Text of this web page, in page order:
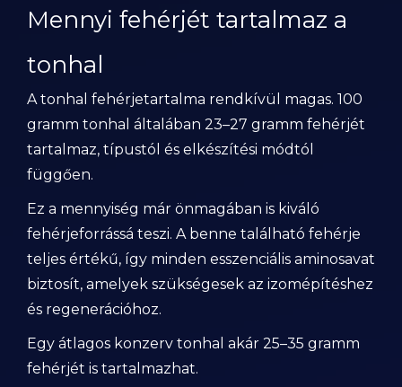
Mennyi fehérjét tartalmaz a
tonhal
A tonhal fehérjetartalma rendkívül magas. 100
gramm tonhal általában 23–27 gramm fehérjét
tartalmaz, típustól és elkészítési módtól
függően.
Ez a mennyiség már önmagában is kiváló
fehérjeforrássá teszi. A benne található fehérje
teljes értékű, így minden esszenciális aminosavat
biztosít, amelyek szükségesek az izomépítéshez
és regenerációhoz.
Egy átlagos konzerv tonhal akár 25–35 gramm
fehérjét is tartalmazhat.